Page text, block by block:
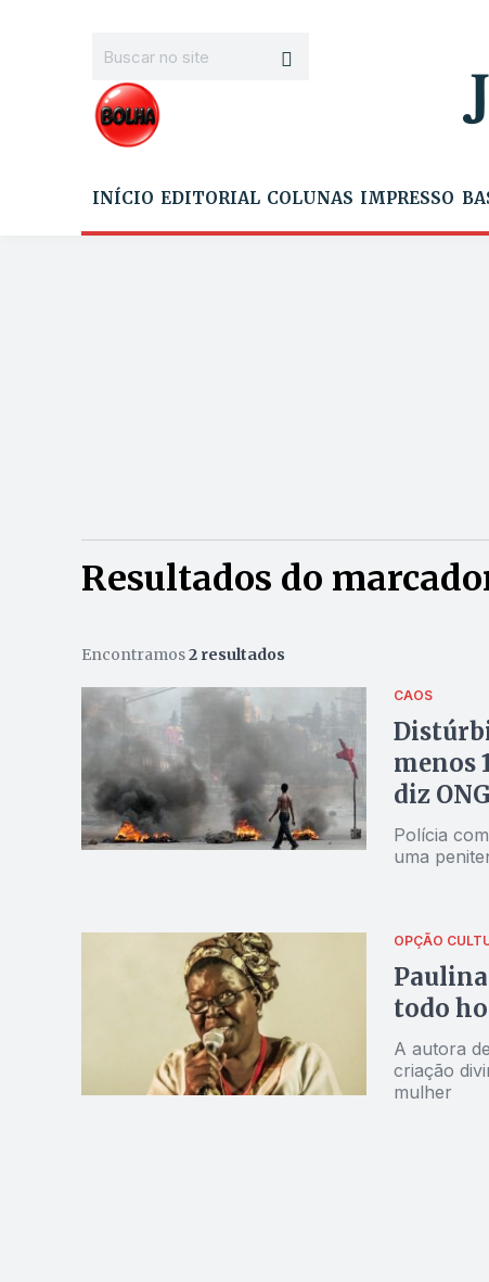
INÍCIO EDITORIAL COLUNAS IMPRESSO
Resultados do
Encontramos2 resultados
CAOS
menos
diz ONG
Polícia
uma
OPÇÃO
todo
A autora
criação
mulher